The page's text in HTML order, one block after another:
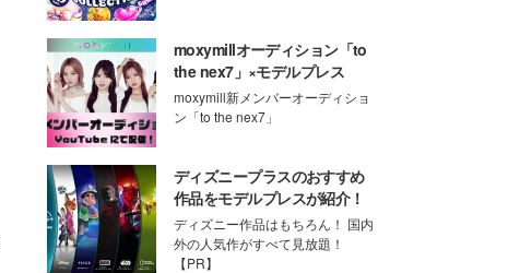
moxymillオーディション「to
the nex7」×モデルプレス
moxymill新メンバーオーディショ
ン「to the nex7」
ディズニープラスのおすすめ
作品をモデルプレスが紹介！
ディズニー作品はもちろん！ 国内
外の人気作がすべて見放題！
【PR】